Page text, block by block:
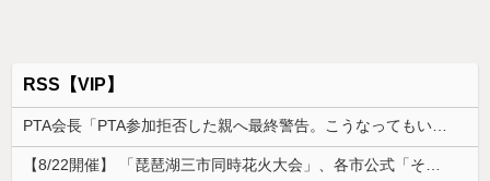
RSS【VIP】